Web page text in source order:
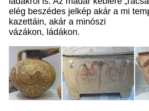
elég beszédes jelkép akár a mi
kazettáin, akár a minószi
vázákon, ládákon.